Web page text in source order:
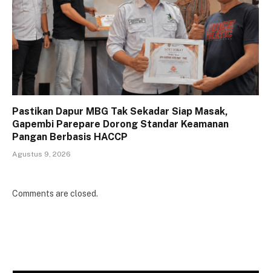
Pastikan Dapur MBG Tak Sekadar Siap Masak,
Gapembi Parepare Dorong Standar Keamanan
Pangan Berbasis HACCP
Agustus 9, 2026
Comments are closed.